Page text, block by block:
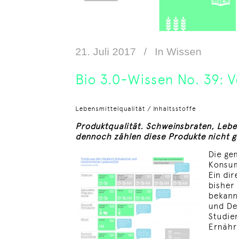
21. Juli 2017 In Wissen
Bio 3.0-Wissen No. 39:
Lebensmittelqualität / Inhaltsstoffe
Produktqualität. Schweinsbraten,
dennoch zählen diese Produkte nicht
Die
Ein
bisher
und